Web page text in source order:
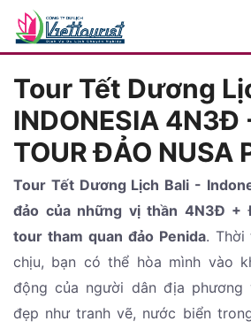
Tour Tết Dương
INDONESIA 4N3Đ
TOUR ĐẢO NUSA
Tour Tết Dương Lịch Bali -
đảo của những vị thần 4N3Đ +
tour tham quan đảo Penida. Thời
chịu, bạn có thể hòa mình vào
động của người dân địa phương
đẹp như tranh vẽ, nước biển